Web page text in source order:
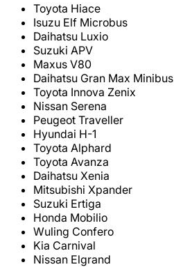
Toyota Hiace
Isuzu Elf Microbus
Daihatsu Luxio
Suzuki APV
Maxus V80
Daihatsu Gran Max Minibus
Toyota Innova Zenix
Nissan Serena
Peugeot Traveller
Hyundai H-1
Toyota Alphard
Toyota Avanza
Daihatsu Xenia
Mitsubishi Xpander
Suzuki Ertiga
Honda Mobilio
Wuling Confero
Kia Carnival
Nissan Elgrand